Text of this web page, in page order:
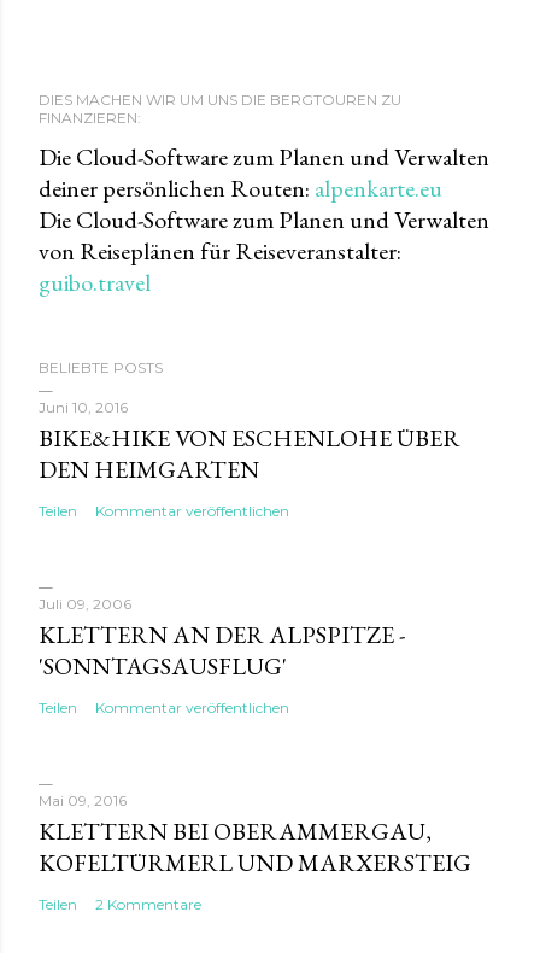
DIES MACHEN WIR UM UNS DIE BERGTOUREN ZU
FINANZIEREN:
Die Cloud-Software zum Planen und Verwalten
deiner persönlichen Routen: alpenkarte.eu
Die Cloud-Software zum Planen und Verwalten
von Reiseplänen für Reiseveranstalter:
guibo.travel
BELIEBTE POSTS
Juni 10, 2016
BIKE&HIKE VON ESCHENLOHE ÜBER
DEN HEIMGARTEN
Teilen Kommentar veröffentlichen
Juli 09, 2006
KLETTERN AN DER ALPSPITZE -
'SONNTAGSAUSFLUG'
Teilen Kommentar veröffentlichen
Mai 09, 2016
KLETTERN BEI OBERAMMERGAU,
KOFELTÜRMERL UND MARXERSTEIG
Teilen 2 Kommentare